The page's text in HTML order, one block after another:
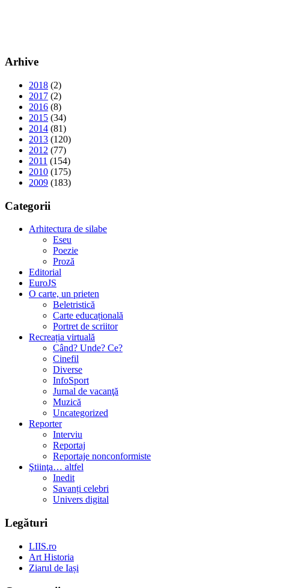
Arhive
2018 (2)
2017 (2)
2016 (8)
2015 (34)
2014 (81)
2013 (120)
2012 (77)
2011 (154)
2010 (175)
2009 (183)
Categorii
Arhitectura de silabe
Eseu
Poezie
Proză
Editorial
EuroJS
O carte, un prieten
Beletristică
Carte educațională
Portret de scriitor
Recreația virtuală
Când? Unde? Ce?
Cinefil
Diverse
InfoSport
Jurnal de vacanţă
Muzică
Uncategorized
Reporter
Interviu
Reportaj
Reportaje nonconformiste
Ştiinţa… altfel
Inedit
Savanți celebri
Univers digital
Legături
LIIS.ro
Art Historia
Ziarul de Iași